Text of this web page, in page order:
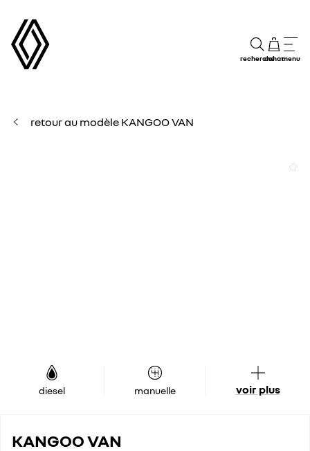
rechercheachatmenu
retour au modèle KANGOO VAN
diesel manuelle voir plus
KANGOO VAN